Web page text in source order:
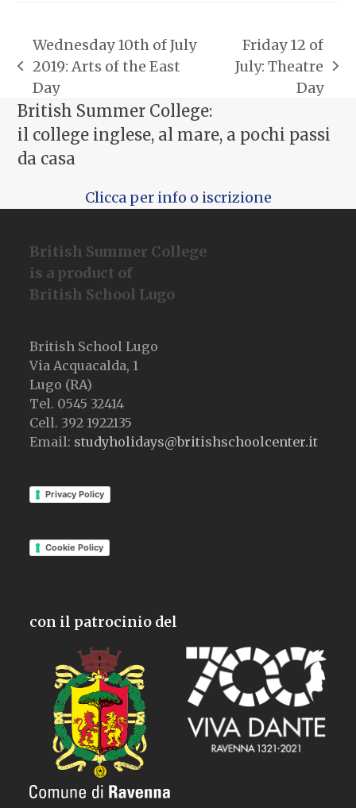
post
precedente:
Wednesday 10th of July
2019: Arts of the East
Day
articolo
successivo:
Friday 12 of
July: Theatre
Day
British Summer College:
il college inglese, al mare, a pochi passi
da casa
Clicca per info o iscrizione
British Summer College
is a product of
British School Lugo
British School Lugo
Via Acquacalda, 1
Lugo (RA)
Tel. 0545 32414
Cell. 392 1922135
Email: studyholidays@britishschoolcenter.it
Privacy Policy
Cookie Policy
con il patrocinio del